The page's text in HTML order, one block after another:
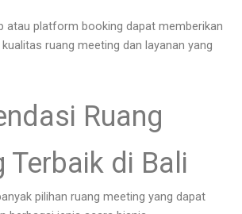
atau platform booking dapat memberikan
ruang meeting dan layanan yang
Ruang
Terbaik di Bali
pilihan ruang meeting yang dapat